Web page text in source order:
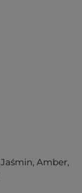
Amber,